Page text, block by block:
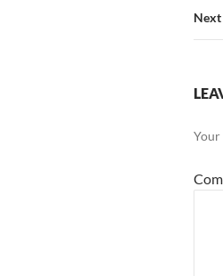
Next
Your